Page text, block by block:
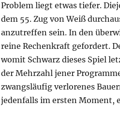
Problem liegt etwas tiefer.
dem 55. Zug von Weiß
anzutreffen sein. In den
reine Rechenkraft gefordert.
womit Schwarz dieses Spiel
der Mehrzahl jener
zwangsläufig verlorenes
jedenfalls im ersten Moment,